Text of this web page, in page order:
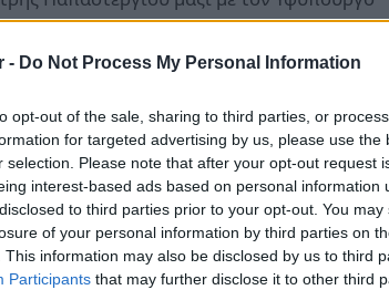
- Do Not Process My Personal Information
opt-out of the sale, sharing to third parties, or
for targeted advertising by us, please use the
selection. Please note that after your opt-out request
interest-based ads based on personal information
to third parties prior to your opt-out. You
of your personal information by third parties on
This information may also be disclosed by us to third
Participants that may further disclose it to other third
Πληροφοριακών Συστημάτων και
παρουσίασαν στους
πρώτη μεγάλης κλίμακας εφαρμογή ΤΝ
καταρχάς στον περαιτέρω
ότι σε μια εποχή καταιγιστικών
σύγχρονες τεχνολογικές εξελίξεις.
καθώς όπως συμβαίνει με όλες
χρόνο για να μαθαίνουν, ενώ
που εισάγουν οι χρήστες. H περίοδος